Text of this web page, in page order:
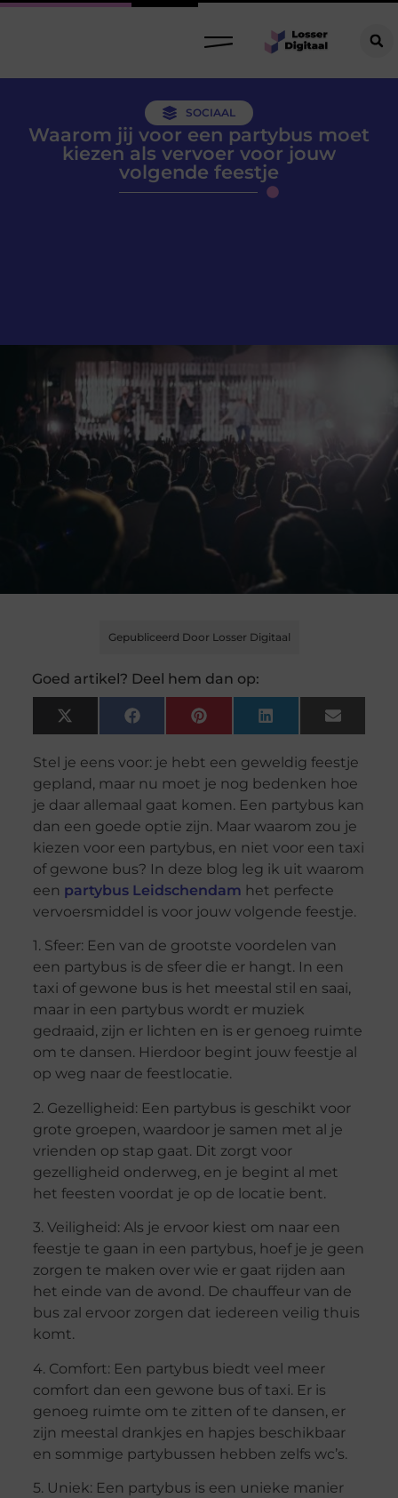
SOCIAAL
Waarom jij voor een partybus moet
kiezen als vervoer voor jouw
volgende feestje
Gepubliceerd Door Losser Digitaal
Goed artikel? Deel hem dan op:
X
(Twitter)
FacebookPinterest LinkedIn Email
Stel je eens voor: je hebt een geweldig feestje
gepland, maar nu moet je nog bedenken hoe
je daar allemaal gaat komen. Een partybus kan
dan een goede optie zijn. Maar waarom zou je
kiezen voor een partybus, en niet voor een taxi
of gewone bus? In deze blog leg ik uit waarom
een partybus Leidschendam het perfecte
vervoersmiddel is voor jouw volgende feestje.
1. Sfeer: Een van de grootste voordelen van
een partybus is de sfeer die er hangt. In een
taxi of gewone bus is het meestal stil en saai,
maar in een partybus wordt er muziek
gedraaid, zijn er lichten en is er genoeg ruimte
om te dansen. Hierdoor begint jouw feestje al
op weg naar de feestlocatie.
2. Gezelligheid: Een partybus is geschikt voor
grote groepen, waardoor je samen met al je
vrienden op stap gaat. Dit zorgt voor
gezelligheid onderweg, en je begint al met
het feesten voordat je op de locatie bent.
3. Veiligheid: Als je ervoor kiest om naar een
feestje te gaan in een partybus, hoef je je geen
zorgen te maken over wie er gaat rijden aan
het einde van de avond. De chauffeur van de
bus zal ervoor zorgen dat iedereen veilig thuis
komt.
4. Comfort: Een partybus biedt veel meer
comfort dan een gewone bus of taxi. Er is
genoeg ruimte om te zitten of te dansen, er
zijn meestal drankjes en hapjes beschikbaar
en sommige partybussen hebben zelfs wc’s.
5. Uniek: Een partybus is een unieke manier